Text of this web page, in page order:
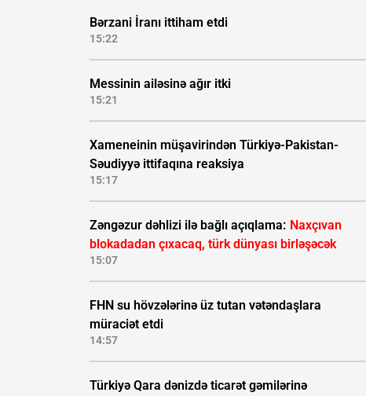
Bərzani İranı ittiham etdi
15:22
Messinin ailəsinə ağır itki
15:21
Xameneinin müşavirindən Türkiyə-Pakistan-
Səudiyyə ittifaqına reaksiya
15:17
Zəngəzur dəhlizi ilə bağlı açıqlama: Naxçıvan
blokadadan çıxacaq, türk dünyası birləşəcək
15:07
FHN su hövzələrinə üz tutan vətəndaşlara
müraciət etdi
14:57
Türkiyə Qara dənizdə ticarət gəmilərinə